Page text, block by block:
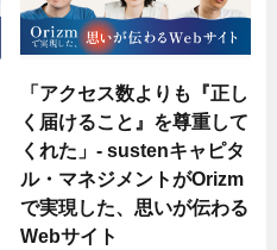
「アクセス数よりも『正し
く届けること』を尊重して
くれた」- sustenキャピタ
ル・マネジメントがOrizm
で実現した、思いが伝わる
Webサイト